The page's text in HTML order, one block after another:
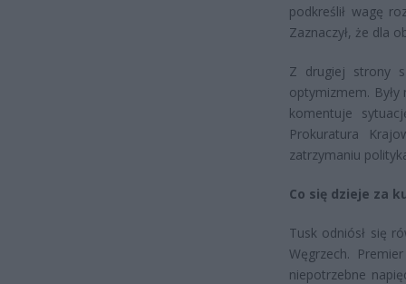
podkreślił wagę
Zaznaczył, że dla
Z drugiej strony
optymizmem.
komentuje
Prokuratura
zatrzymaniu
Co się dzieje za
Tusk odniósł się
Węgrzech.
niepotrzebne